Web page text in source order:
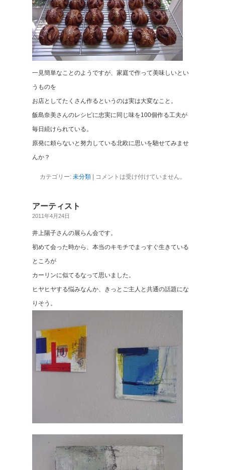
一見簡単なことのようですが、家庭で作って美味しいとい
うものを
お店としてたくさん作るというのは実は大変なこと。
飯島奈美さんのレシピに忠実に同じ味を100個作る工夫が
毎日続けられている。
原発に頼らないと努力している北欧に思いを馳せてみませ
んか？
カテゴリー: 未分類| コメントは受け付けていません。
アーティスト
2011年4月24日
井上陽子さんの展らん会です。
初めて会った時から、本当のキモチでまっすぐ生きている
ところが
カーリンに似てるなって思いました。
ヒヤヒヤする悩みなんか、きっとご主人と共通の話題にな
りそう。